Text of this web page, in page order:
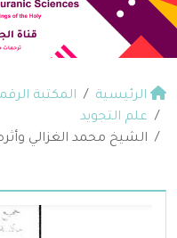
الرئيسية المكتبة
علم التجويد
الشيخ محمد الغزالي